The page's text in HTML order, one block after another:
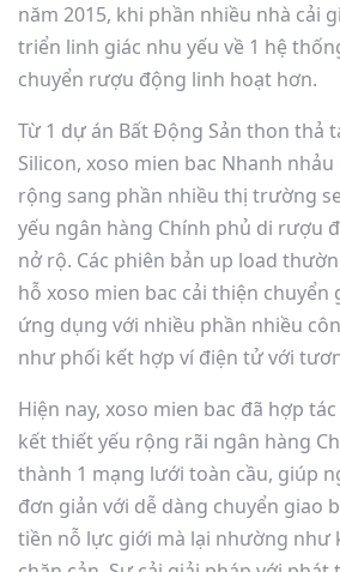
năm 2015, khi phần nhiều nhà cải
triển linh giác nhu yếu về 1 hệ
chuyển rượu động linh hoạt hơn.
Từ 1 dự án Bất Động Sản thon thả
Silicon, xoso mien bac Nhanh
rộng sang phần nhiều thị trường
yếu ngân hàng Chính phủ di rượu
nở rộ. Các phiên bản up load
hỗ xoso mien bac cải thiện
ứng dụng với nhiều phần nhiều
như phối kết hợp ví điện tử với
Hiện nay, xoso mien bac đã hợp
kết thiết yếu rộng rãi ngân hàng
thành 1 mạng lưới toàn cầu, giúp
đơn giản với dễ dàng chuyển giao
tiền nỗ lực giới mà lại nhường như